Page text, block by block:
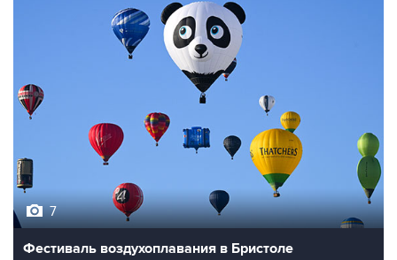
Фестиваль воздухоплавания в Бристоле